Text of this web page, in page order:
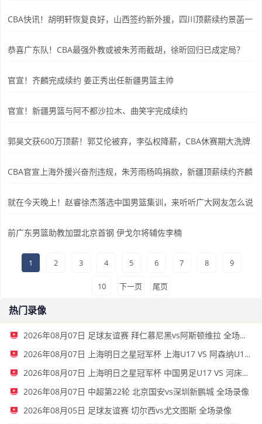
CBA快讯！胡明轩恢复良好，山西签约新外援，四川顶薪续约景菡一
恭喜广东队！CBA最强外教或被朱芳雨截胡，徐昕回归已成定局？
官宣！齐麟完成续约 姜正秀出任新疆男篮主帅
官宣！新疆男篮与阿不都沙拉木、曲笑宇完成续约
郭昊文获600万顶薪！郭艾伦被弃，李弘权降薪，CBA休赛期大洗牌
CBA官宣上海外援兴奋剂违规，朱芳雨杨鸣捐款，新疆顶薪续约齐麟
就在今天晚上！赵睿徐杰落选中国男篮集训，来听听广大网友怎么说
前广东男篮助教加盟北京首钢 伊戈尔将辅佐李楠
1 2 3 4 5 6 7 8 9
10 下一页 尾页
热门录像
2026年08月07日 足球友谊赛 拜仁慕尼黑vs阿斯顿维拉 全场录像
2026年08月07日 上海明日之星冠军杯 上海U17 VS 阿森纳U17 全场录像
2026年08月07日 上海明日之星冠军杯 中国男足U17 VS 河床U17 全场录像
2026年08月07日 中超第22轮 北京国安vs深圳新鹏城 全场录像
2026年08月05日 足球友谊赛 切尔西vs尤文图斯 全场录像